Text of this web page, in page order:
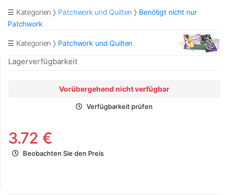
☰ Kategorien Patchwork und Quilten
Benötigt nicht nur
Patchwork
☰ Kategorien Patchwork und Quilten
Lagerverfügbarkeit
Vorübergehend nicht verfügbar
Verfügbarkeit prüfen
3.72 €
Beobachten Sie den Preis